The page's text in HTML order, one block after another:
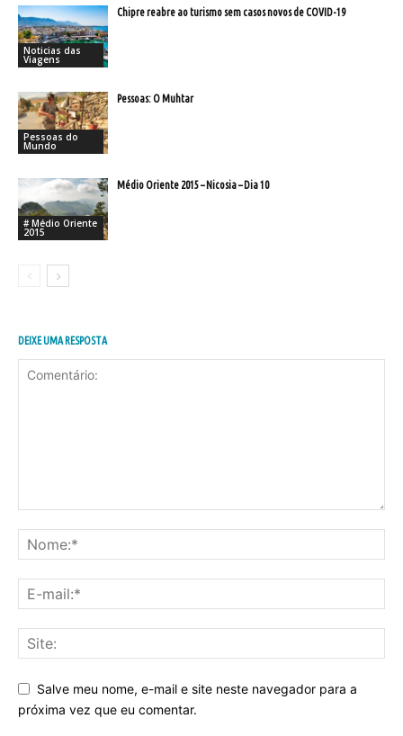
Noticias das
Viagens
Chipre reabre ao turismo sem casos novos de COVID-19
Pessoas do
Mundo
Pessoas: O Muhtar
# Médio Oriente
2015
Médio Oriente 2015 – Nicosia – Dia 10
DEIXE UMA RESPOSTA
Salve meu nome, e-mail e site neste navegador para a
próxima vez que eu comentar.